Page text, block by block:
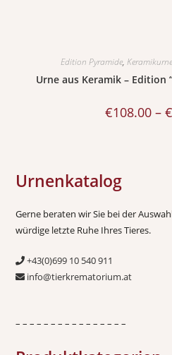
Edition Pyramide,
Urne aus Keramik – Edition
€108.00 – €
Urnenkatalog
Gerne beraten wir Sie bei der
würdige letzte Ruhe Ihres Tieres.
+43(0)699 10 540 911
info@tierkrematorium.at
– – – – – – – – – – – – – – – –